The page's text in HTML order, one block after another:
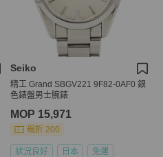
Seiko
精工 Grand SBGV221 9F82-0AF0 銀
色錶盤男士腕錶
MOP 15,971
現折 200
狀況良好 日本 免運